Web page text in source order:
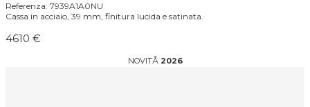
Referenza: 7939A1A0NU
Cassa in acciaio, 39 mm, finitura lucida e satinata.
4610 €
NOVITÅ 2026